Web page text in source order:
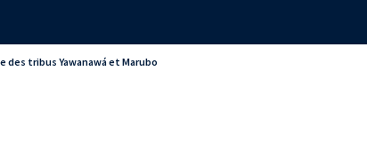
des tribus Yawanawá et Marubo